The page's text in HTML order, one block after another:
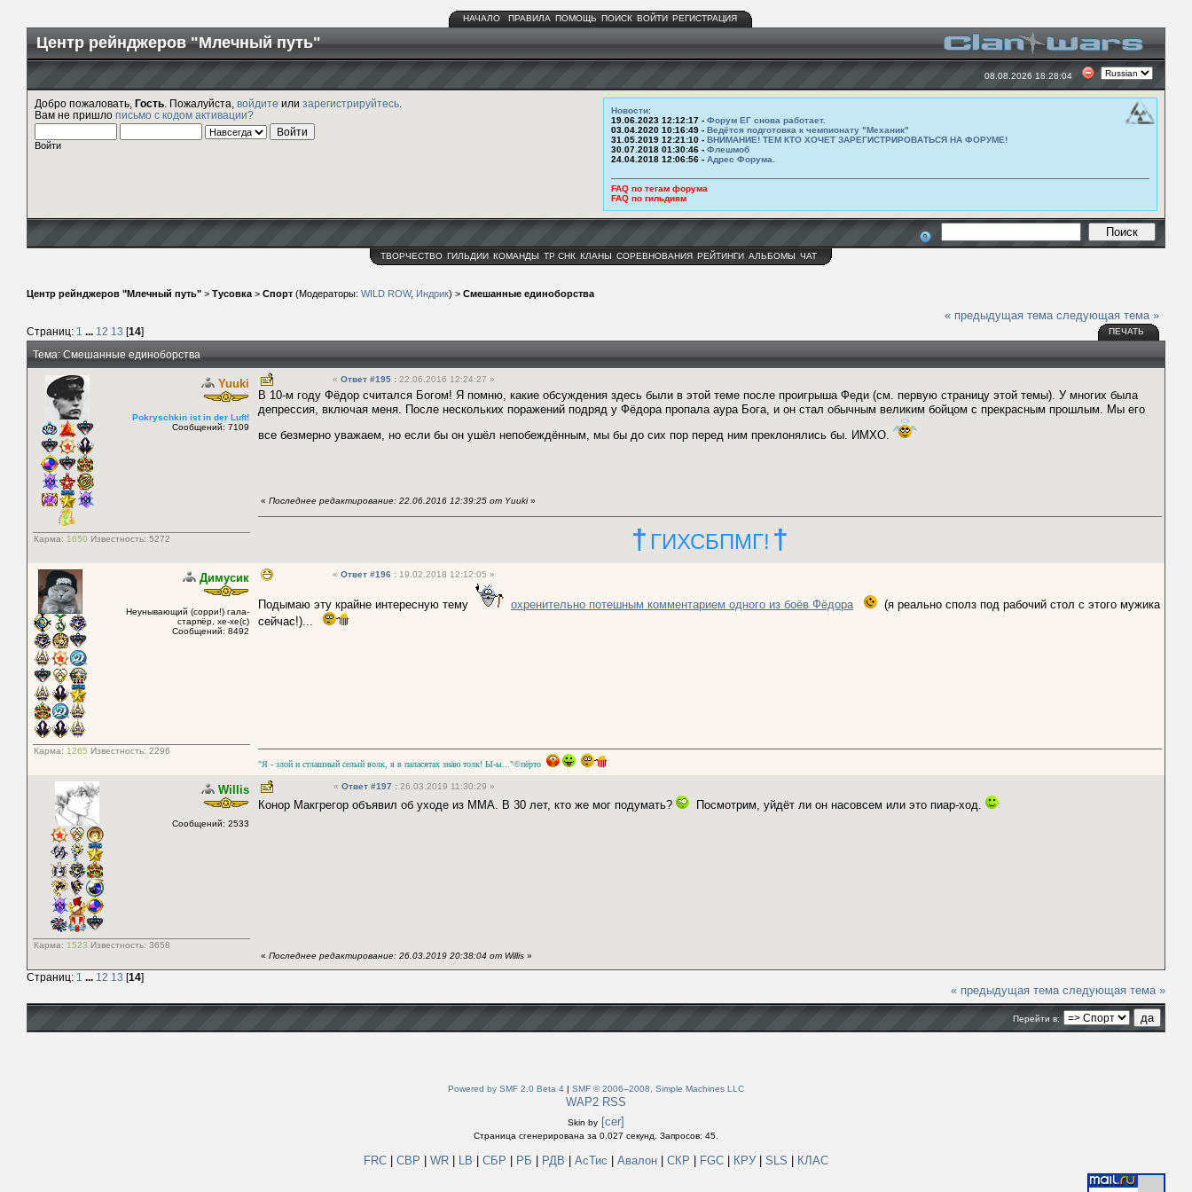
НАЧАЛО ПРАВИЛА ПОМОЩЬ ПОИСК ВОЙТИ РЕГИСТРАЦИЯ
Центр рейнджеров "Млечный путь"
08.08.2026 18:28:04
Добро пожаловать, Гость . Пожалуйста, войдите или зарегистрируйтесь
Вам не пришло письмо с кодом активации?
Войти
Новости:
19.06.2023 12:12:17 - Форум ЕГ снова работает.
03.04.2020 10:16:49 - Ведётся подготовка к чемпионату "Механик"
31.05.2019 12:21:10 - ВНИМАНИЕ! ТЕМ КТО ХОЧЕТ ЗАРЕГИСТРИРОВАТЬСЯ НА ФОРУМЕ!
30.07.2018 01:30:46 - Флешмоб
24.04.2018 12:06:56 - Адрес Форума.
FAQ по тегам форума
FAQ по гильдиям
ТВОРЧЕСТВО ГИЛЬДИИ КОМАНДЫ ТР СНК КЛАНЫ СОРЕВНОВАНИЯ РЕЙТИНГИ АЛЬБОМЫ ЧАТ
Центр рейнджеров "Млечный путь" > Тусовка > Спорт (Модераторы: WILD ROW, Индрик) > Смешанные единоборства
Страниц: 1 ... 12 13 [14]
« предыдущая тема следующая тема »
ПЕЧАТЬ
Тема: Смешанные единоборства
Yuuki
Pokryschkin ist in der Luft!
Сообщений: 7109
Карма: 1650 Известность: 5272
« Ответ #195 : 22.06.2016 12:24:27 »
В 10-м году Фёдор считался Богом! Я помню, какие обсуждения здесь были в этой теме после проигрыша Феди (см. первую страницу этой темы). У многих была
депрессия, включая меня. После нескольких поражений подряд у Фёдора пропала аура Бога, и он стал обычным великим бойцом с прекрасным прошлым. Мы его
все безмерно уважаем, но если бы он ушёл непобеждённым, мы бы до сих пор перед ним преклонялись бы. ИМХО.
« Последнее редактирование: 22.06.2016 12:39:25 от Yuuki»
† ГИХСБПМГ! †
Димусик
Неунывающий (сорри!) гала-
старпёр, хе-хе(с)
Сообщений: 8492
Карма: 1265 Известность: 2296
« Ответ #196 : 19.02.2018 12:12:05 »
Подымаю эту крайне интересную тему охренительно потешным комментарием одного из боёв Фёдора
(я реально сполз под рабочий стол с этого мужика
сейчас!)...
"Я - злой и стлашный селый волк, я в паласятах знаю толк! Ы-ы..."©пёрто
Willis
Сообщений: 2533
Карма: 1523 Известность: 3658
« Ответ #197 : 26.03.2019 11:30:29 »
Конор Макгрегор объявил об уходе из ММА. В 30 лет, кто же мог подумать? Посмотрим, уйдёт ли он насовсем или это пиар-ход.
« Последнее редактирование: 26.03.2019 20:38:04 от Willis »
Страниц: 1 ... 12 13 [14]
« предыдущая тема следующая тема »
Перейти в:
Powered by SMF 2.0 Beta 4 | SMF © 2006–2008, Simple Machines LLC
WAP2 RSS
Skin by [cer]
Страница сгенерирована за 0.027 секунд. Запросов: 45.
FRC СВР WR LB СБР РБ РДВ АсТис Авалон СКР FGC КРУ SLS КЛАС